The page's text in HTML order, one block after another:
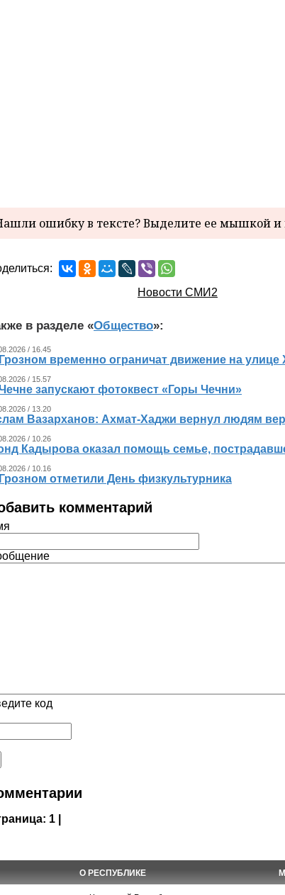
ошибку в тексте? Выделите ее мышкой
Новости СМИ2
в разделе «Общество»:
/ 16.45
временно ограничат движение на улице
/ 15.57
запускают фотоквест «Горы Чечни»
/ 13.20
Вазарханов: Ахмат-Хаджи вернул людям
/ 10.26
Кадырова оказал помощь семье,
/ 10.16
отметили День физкультурника
комментарий
код
1 |
О РЕСПУБЛИКЕ